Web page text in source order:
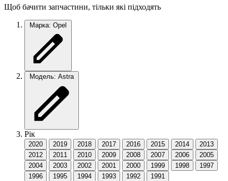
Щоб бачити запчастини, тільки які підходять
Марка: Opel
Модель: Astra
Рік
2020 2019 2018 2017 2016 2015 2014
2013
2012
2011 2010 2009 2008 2007 2006
2005
2004
2003 2002 2001 2000 1999 1998
1997
1996
1995 1994 1993 1992 1991